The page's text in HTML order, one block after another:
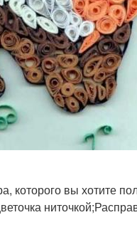
Осенняя поделка
которого вы хотите